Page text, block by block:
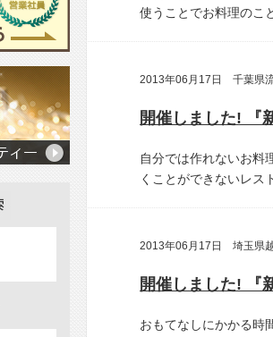
使うことでお料理のこ
2013年06月17日 千葉県
自分では作れないお料
くことができないレス
2013年06月17日 埼玉県
おもてなしにかかる時